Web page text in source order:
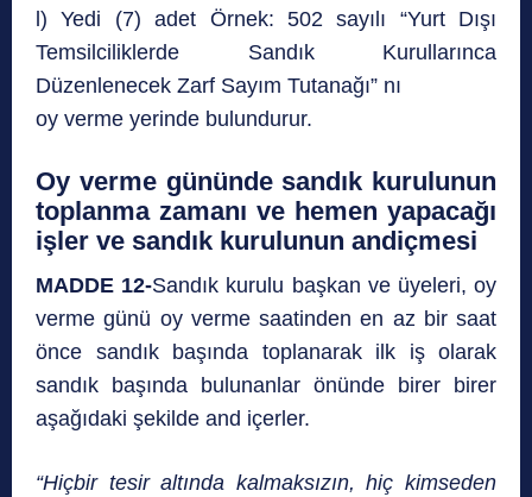
l) Yedi (7) adet Örnek: 502 sayılı “Yurt Dışı
Temsilciliklerde Sandık Kurullarınca
Düzenlenecek Zarf Sayım Tutanağı” nı
oy verme yerinde bulundurur.
Oy verme gününde sandık kurulunun
toplanma zamanı ve hemen yapacağı
işler ve sandık kurulunun andiçmesi
MADDE 12-Sandık kurulu başkan ve üyeleri, oy
verme günü oy verme saatinden en az bir saat
önce sandık başında toplanarak ilk iş olarak
sandık başında bulunanlar önünde birer birer
aşağıdaki şekilde and içerler.
“Hiçbir tesir altında kalmaksızın, hiç kimseden